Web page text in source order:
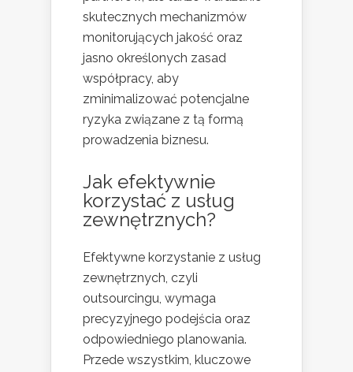
skutecznych mechanizmów
monitorujących jakość oraz
jasno określonych zasad
współpracy, aby
zminimalizować potencjalne
ryzyka związane z tą formą
prowadzenia biznesu.
Jak efektywnie
korzystać z usług
zewnętrznych?
Efektywne korzystanie z usług
zewnętrznych, czyli
outsourcingu, wymaga
precyzyjnego podejścia oraz
odpowiedniego planowania.
Przede wszystkim, kluczowe